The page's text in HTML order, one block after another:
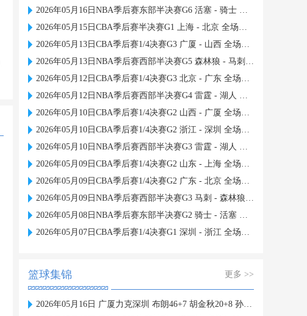
2026年05月16日NBA季后赛东部半决赛G6 活塞 - 骑士 全场录像
2026年05月15日CBA季后赛半决赛G1 上海 - 北京 全场录像
2026年05月13日CBA季后赛1/4决赛G3 广厦 - 山西 全场录像
2026年05月13日NBA季后赛西部半决赛G5 森林狼 - 马刺 全场录像
2026年05月12日CBA季后赛1/4决赛G3 北京 - 广东 全场录像
2026年05月12日NBA季后赛西部半决赛G4 雷霆 - 湖人 全场录像
2026年05月10日CBA季后赛1/4决赛G2 山西 - 广厦 全场录像
2026年05月10日CBA季后赛1/4决赛G2 浙江 - 深圳 全场录像
2026年05月10日NBA季后赛西部半决赛G3 雷霆 - 湖人 全场录像
2026年05月09日CBA季后赛1/4决赛G2 山东 - 上海 全场录像
2026年05月09日CBA季后赛1/4决赛G2 广东 - 北京 全场录像
2026年05月09日NBA季后赛西部半决赛G3 马刺 - 森林狼 全场录像
2026年05月08日NBA季后赛东部半决赛G2 骑士 - 活塞 全场录像
2026年05月07日CBA季后赛1/4决赛G1 深圳 - 浙江 全场录像
篮球集锦 更多 >>
2026年05月16日 广厦力克深圳 布朗46+7 胡金秋20+8 孙铭徽12+8 贺希宁11中3